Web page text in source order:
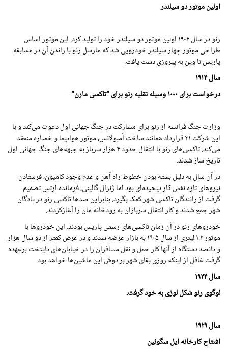
اولین موتور دو سیلندر
رنو در سال۱۹۰۲اولین موتور دو سیلندر خود را تولید کرد. این موتور اساس
طراحی موتور چهار سیلندر خودرویی شد که مارسل رنو با راندن آن در مسابقه
پاریس تا وین به پیروزی دست یافت.
سال۱۹۱۴
درخواست برای۱۰۰۰وسیله نقلیه رنو برای "تاکسی مارن"
وزارت جنگ فرانسه از رنو برای مشارکت در جنگ جهانی اول دعوت می‌کند و با
این شرکت ۳۱ قرارداد همانند ساخت آمبولانس، موتور هواپیما و خمپاره منعقد
می‌کند. تاکسی‌های رنو با انتقال حدود ۴ هزار سرباز به جبهه‌های جنگ جهانی اول
تاریخ ساز شدند.
در آن سال به دلیل بسته بودن خطوط راه آهن و عدم وجود کامیون، فرستادن
نیروهای تازه نفس کار پیچیده‌ای بود اما ژنرال گالینی، فرمانده ارتش تصمیم
گرفت از رانندگان تاکسی شهر کمک بگیرد. بنابراین صدها تاکسی رنو در پادگان
شهر جمع شدند و کار انتقال سربازان به رودخانه مان را آغازکردند.
خودروهای رنو در آن زمان تاکسی‌های رسمی پاریس بودند. این خودروها با
موتور ۱.۲ لیتری از سال
۱۹۰۵به بازار عرضه شدند و در عرض کمتر از دو سال هزار
و پانصد دستگاه از آنها کار حمل و نقل مسافران را در خیابان‌های پایتخت برعهده
گرفت غافل از اینکه روزی بقای شهر بر دوش این ماشین‌ها خواهد بود.
سال۱۹۲۴
لوگوی رنوشکل لوزی به خود گرفت.
سال۱۹۲۹
افتتاح کارخانه ایل سگوئین